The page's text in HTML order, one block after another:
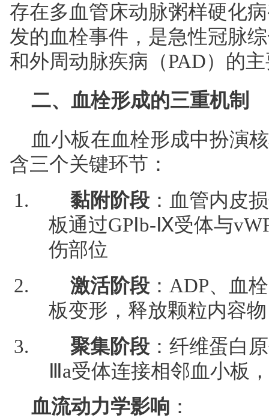
存在多血管床动脉粥样硬化
发的血栓事件，是急性冠脉
和外周动脉疾病（PAD）的
二、血栓形成的三重机制
血小板在血栓形成中扮演
含三个关键环节：
黏附阶段 ：血管内皮
板通过GPⅠb-Ⅸ受体与
伤部位
激活阶段 ：ADP、血
板变形，释放颗粒内容
聚集阶段 ：纤维蛋白
Ⅲa受体连接相邻血小板
血流动力学影响 ：